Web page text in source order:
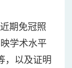
期免冠照
学术水平
，以及证明